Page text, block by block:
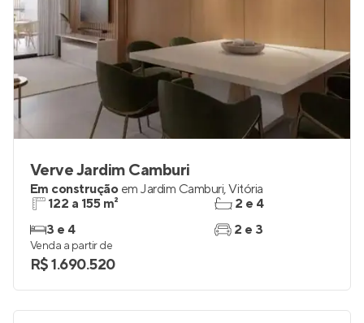
Verve Jardim Camburi
Em construção em Jardim Camburi,Vitória
122 a 155 m²
3 e 4
2 e 4
2 e 3
Venda a partir de
R$ 1.690.520